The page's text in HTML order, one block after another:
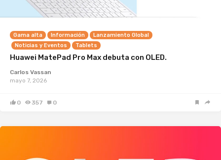
Gama alta Información
Lanzamiento Global
Noticias y Eventos
Tablets
Huawei MatePad Pro Max debuta con OLED.
Carlos Vassan
mayo 7, 2026
0 357 0